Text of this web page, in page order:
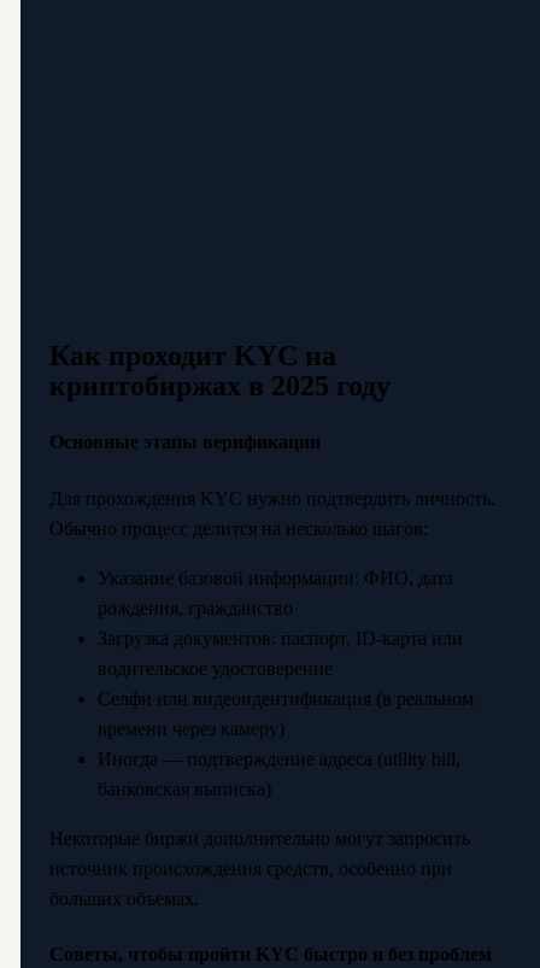
Как проходит KYC на
криптобиржах в 2025 году
Основные этапы верификации
Для прохождения KYC нужно подтвердить личность.
Обычно процесс делится на несколько шагов:
Указание базовой информации: ФИО, дата
рождения, гражданство
Загрузка документов: паспорт, ID-карта или
водительское удостоверение
Селфи или видеоидентификация (в реальном
времени через камеру)
Иногда — подтверждение адреса (utility bill,
банковская выписка)
Некоторые биржи дополнительно могут запросить
источник происхождения средств, особенно при
больших объемах.
Советы, чтобы пройти KYC быстро и без проблем